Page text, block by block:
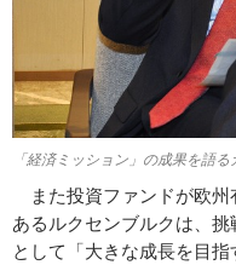
「経済ミッション」の成果を語
また投資ファンドが欧州
あるルクセンブルクは、
として「大きな成長を目